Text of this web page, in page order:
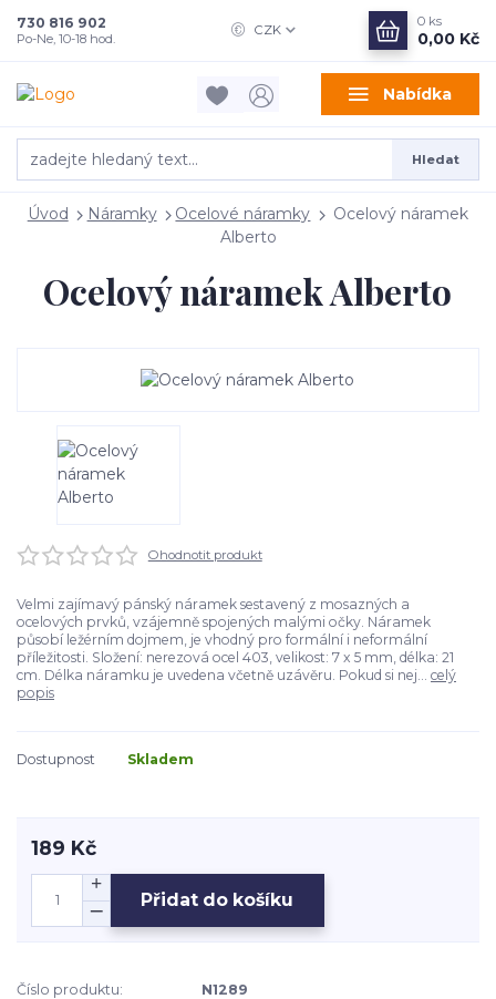
Nabídka
CZK
Hledat
730 816 902
Po-Ne, 10-18 hod.
0 ks
0,00 Kč
Úvod Náramky Ocelové náramky
Ocelový náramek
Alberto
Ocelový náramek Alberto
Ohodnotit produkt
Velmi zajímavý pánský náramek sestavený z mosazných a
ocelových prvků, vzájemně spojených malými očky. Náramek
působí ležérním dojmem, je vhodný pro formální i neformální
příležitosti. Složení: nerezová ocel 403, velikost: 7 x 5 mm, délka: 21
cm. Délka náramku je uvedena včetně uzávěru. Pokud si nej... celý
popis
Dostupnost Skladem
189 Kč
Přidat do košíku
Číslo produktu:
N1289